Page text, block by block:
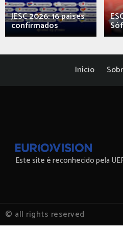
JESC 2026: 16 países
confirmados
Início
Este site é reconhecido pela
© all rights reserved